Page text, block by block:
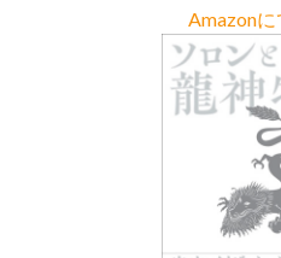
Amazon